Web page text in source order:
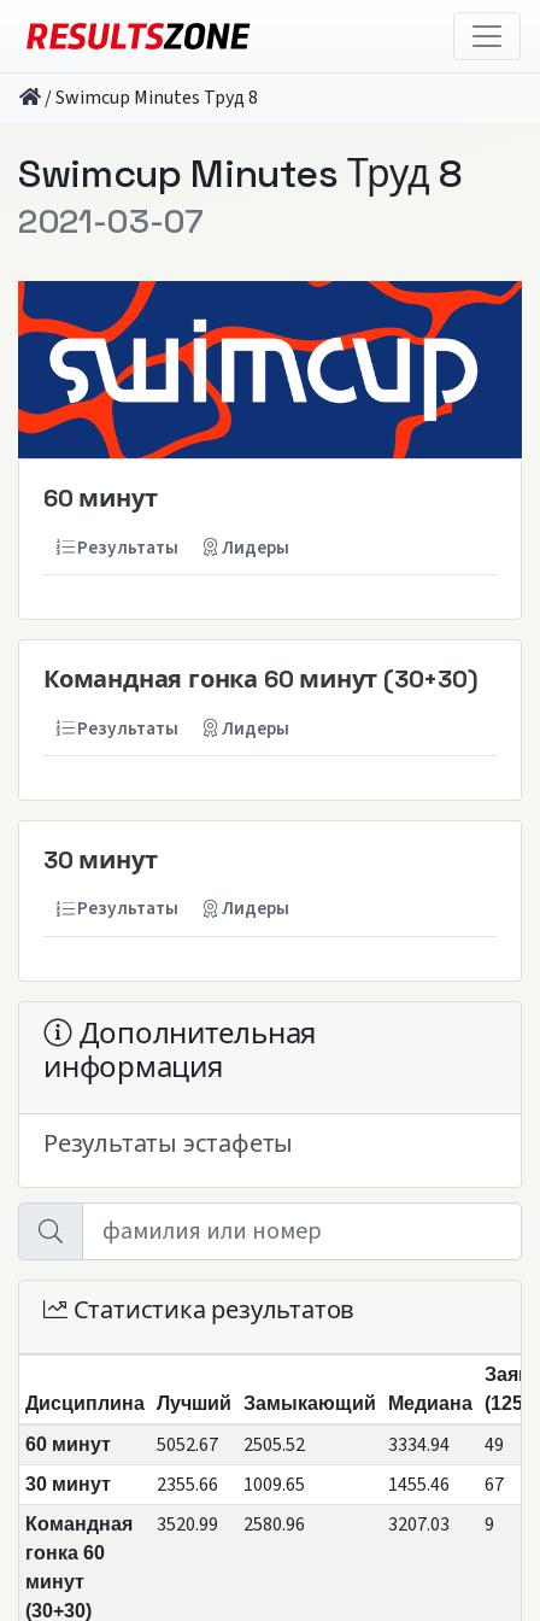
/Swimcup Minutes Труд 8
Swimcup Minutes Труд 8
2021-03-07
60 минут
Результаты Лидеры
Командная гонка 60 минут (30+30)
Результаты Лидеры
30 минут
Результаты Лидеры
Дополнительная
информация
Результаты эстафеты
Статистика результатов
Дисциплина Лучший Замыкающий Медиана
(125)
60 минут
5052.67 2505.52 3334.94 49
30 минут 2355.66 1009.65 1455.46 67
Командная
гонка 60
минут
(30+30)
3520.99 2580.96 3207.03 9